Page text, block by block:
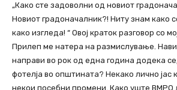
„Како сте задоволни од новиот
Новиот градоначалник?! Ниту знам кaко
како изгледа! “ Овој краток разговор со
Прилеп ме натера на размислување.
направи во рок од една година додека
фотелја во oпштината? Некако лично јас
некои посебни промени. Како уште ВМРО